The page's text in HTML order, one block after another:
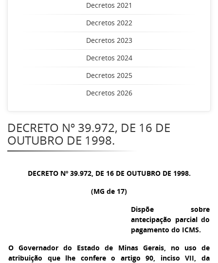
Decretos 2021
Decretos 2022
Decretos 2023
Decretos 2024
Decretos 2025
Decretos 2026
DECRETO Nº 39.972, DE 16 DE
OUTUBRO DE 1998.
DECRETO Nº 39.972, DE 16 DE OUTUBRO DE 1998.
(MG de 17)
Dispõe sobre
antecipação parcial do
pagamento do ICMS.
O Governador do Estado de Minas Gerais, no uso de
atribuição que lhe confere o artigo 90, inciso VII, da